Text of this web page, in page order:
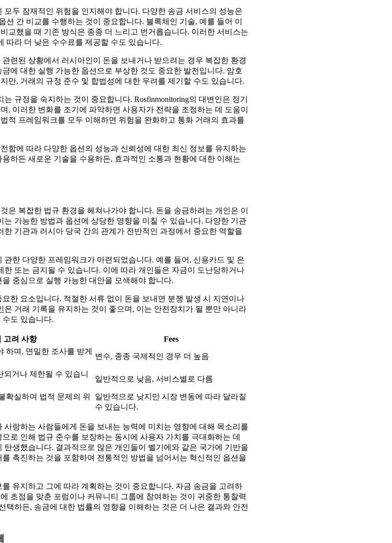
모두 잠재적인 위험을 인지해야 합니다. 다양한 송금 서비스의 성능은
션 간 비교를 수행하는 것이 중요합니다. 블록체인 기술, 예를 들어 이
교했을 때 기존 방식은 종종 더 느리고 번거롭습니다. 이러한 서비스는
따라 더 낮은 수수료를 제공할 수도 있습니다.
련된 상황에서 러시아인이 돈을 보내거나 받으려는 경우 복잡한 환경
에 대한 실행 가능한 옵션으로 부상한 것도 중요한 발전입니다. 암호
만, 거래의 규정 준수 및 합법성에 대한 우려를 제기할 수도 있습니다.
규정을 숙지하는 것이 중요합니다. Rosfinmonitoring의 대변인은 정기
, 이러한 변화를 조기에 파악하면 사용자가 전략을 조정하는 데 도움이
적 프레임워크를 모두 이해하면 위험을 완화하고 통화 거래의 효과를
함에 따라 다양한 옵션의 성능과 신뢰성에 대한 최신 정보를 유지하는
하든 새로운 기술을 수용하든, 효과적인 소통과 현황에 대한 이해는
은 복잡한 법규 환경을 헤쳐나가야 합니다. 돈을 송금하려는 개인은 이
는 가능한 방법과 옵션에 상당한 영향을 미칠 수 있습니다. 다양한 기관
한 기관과 러시아 당국 간의 관계가 전반적인 과정에서 중요한 역할을
관한 다양한 프레임워크가 마련되었습니다. 예를 들어, 신용카드 및 은
한 또는 금지될 수 있습니다. 이에 따라 개인들은 자금이 도난당하거나
중심으로 실행 가능한 대안을 모색해야 합니다.
한 요소입니다. 적절한 서류 없이 돈을 보내면 분쟁 발생 시 지연이나
은 거래 기록을 유지하는 것이 좋으며, 이는 안전장치가 될 뿐만 아니라
도 있습니다.
고려 사항 Fees
하며, 면밀한 조사를 받게
변수, 종종 국제적인 경우 더 높음
거나 제한될 수 있습니
일반적으로 낮음, 서비스별로 다름
확실하며 법적 문제의 위
일반적으로 낮지만 시장 변동에 따라 달라질
수 있습니다.
사랑하는 사람들에게 돈을 보내는 능력에 미치는 영향에 대해 목소리를
로 인해 법규 준수를 보장하는 동시에 사용자 가치를 극대화하는 데
탄생했습니다. 결과적으로 많은 개인들이 벨기에와 같은 국가에 기반을
촉진하는 것을 포함하여 전통적인 방법을 넘어서는 혁신적인 옵션을
유지하고 그에 따라 계획하는 것이 중요합니다. 자금 송금을 고려하
초점을 맞춘 포럼이나 커뮤니티 그룹에 참여하는 것이 귀중한 통찰력
택하든, 송금에 대한 법률의 영향을 이해하는 것은 더 나은 결과와 안전